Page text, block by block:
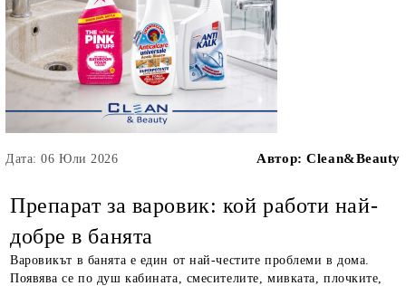
Дата: 06 Юли 2026 Автор: Clean&Beauty
Препарат за варовик: кой работи най-
добре в банята
Варовикът в банята е един от най-честите проблеми в дома.
Появява се по душ кабината, смесителите, мивката, плочките,